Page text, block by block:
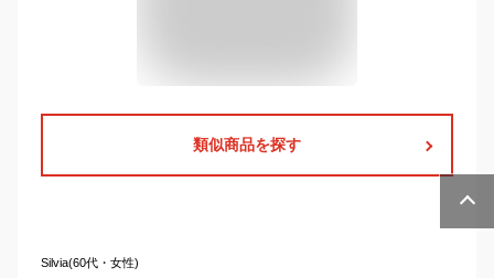
類似商品を探す
Silvia(60代・女性)